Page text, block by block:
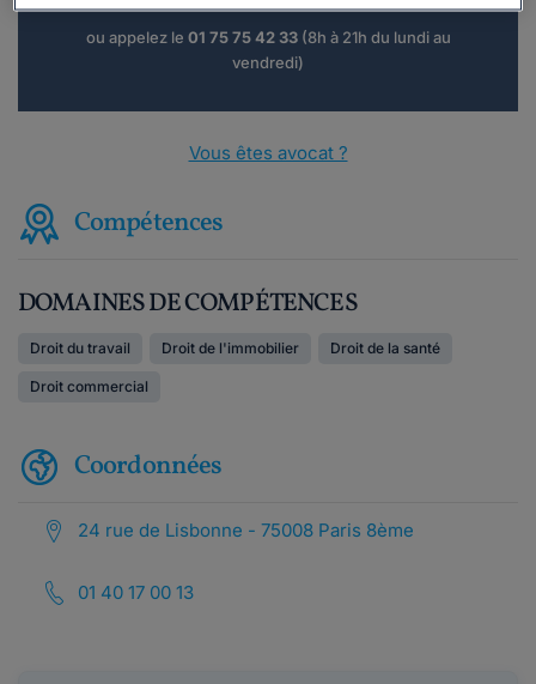
ou appelez le 01 75 75 42 33(8h à 21h du lundi au
vendredi)
Vous êtes avocat ?
Compétences
DOMAINES DE COMPÉTENCES
Droit du travail Droit de l'immobilier Droit de la santé
Droit commercial
Coordonnées
24 rue de Lisbonne - 75008 Paris 8ème
01 40 17 00 13